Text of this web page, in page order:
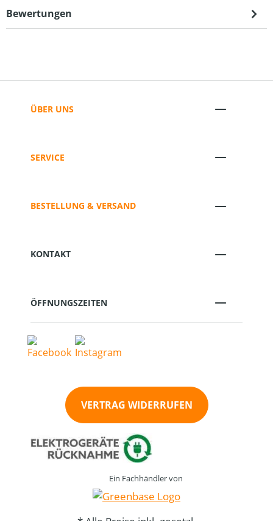
Bewertungen
ÜBER UNS
SERVICE
BESTELLUNG & VERSAND
KONTAKT
ÖFFNUNGSZEITEN
VERTRAG WIDERRUFEN
Ein Fachhändler von